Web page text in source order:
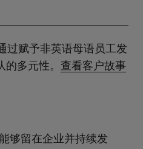
过赋予非英语母语员工发
多元性。 查看客户故事
够留在企业并持续发